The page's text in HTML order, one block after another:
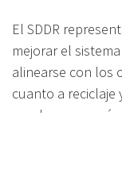
El SDDR
mejorar el
alinearse con los
cuanto a reciclaje
queda por ver